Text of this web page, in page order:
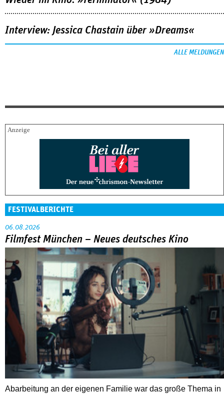
Interview: Jessica Chastain über »Dreams«
ALLE MELDUNGEN
FESTIVALBERICHTE
06.08.2026
Filmfest München – Neues deutsches Kino
Abarbeitung an der eigenen Familie war das große Thema in